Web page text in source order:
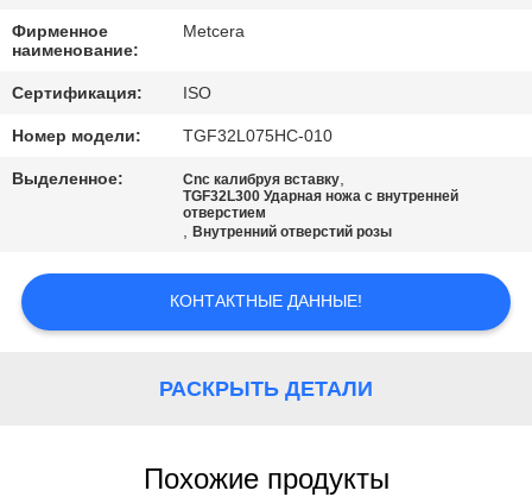
КАРТА
ПОЛИТИКА
КОНФИДЕНЦИАЛЬНОСТИ
Фирменное
наименование:
Metcera
Сертификация: ISO
Номер модели: TGF32L075HC-010
Выделенное: Cnc калибруя вставку,
TGF32L300 Ударная ножа с внутренней
отверстием
,Внутренний отверстий розы
КОНТАКТНЫЕ ДАННЫЕ!
РАСКРЫТЬ ДЕТАЛИ
Похожие продукты